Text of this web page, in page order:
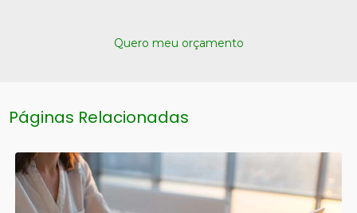
Quero meu orçamento
Páginas Relacionadas